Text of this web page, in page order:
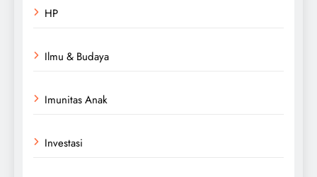
HP
Ilmu & Budaya
Imunitas Anak
Investasi